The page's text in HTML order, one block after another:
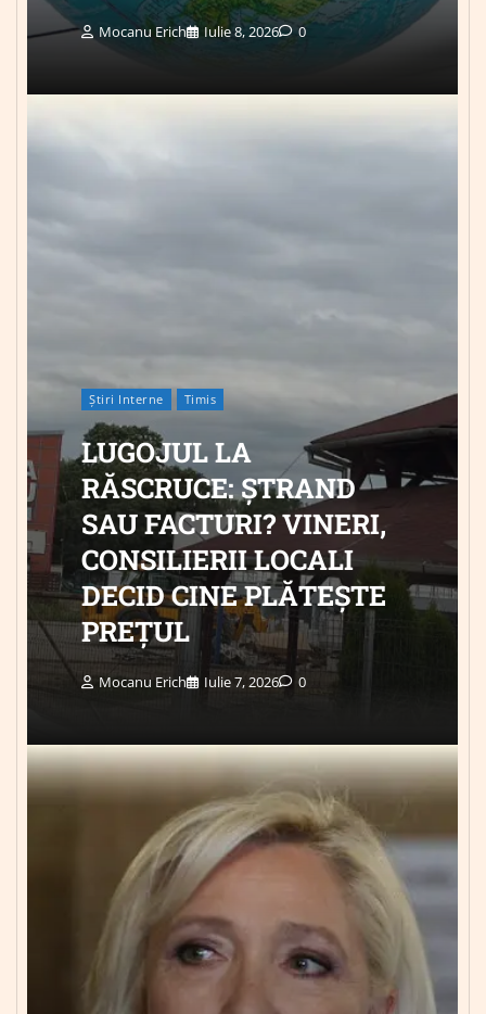
Mocanu Erich Iulie 8, 2026 0
Știri Interne Timis
LUGOJUL LA
RĂSCRUCE: ȘTRAND
SAU FACTURI? VINERI,
CONSILIERII LOCALI
DECID CINE PLĂTEȘTE
PREȚUL
Mocanu Erich Iulie 7, 2026 0